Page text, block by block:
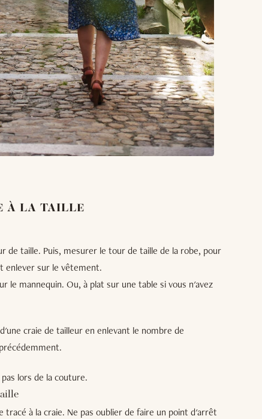
À LA TAILLE
de taille. Puis, mesurer le tour de taille de la robe, pour
enlever sur le vêtement.
le mannequin. Ou, à plat sur une table si vous n'avez
craie de tailleur en enlevant le nombre de
lors de la couture.
à la craie. Ne pas oublier de faire un point d'arrêt